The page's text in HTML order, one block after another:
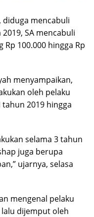
diduga mencabuli
SA mencabuli
100.000 hingga Rp
menyampaikan,
oleh pelaku
2019 hingga
selama 3 tahun
juga berupa
ujarnya, selasa
mengenal pelaku
dijemput oleh